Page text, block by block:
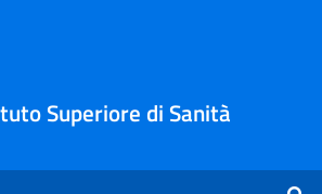
Superiore di Sanità